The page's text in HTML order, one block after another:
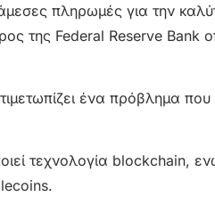
πληρωμές για την
της Federal Reserve Bank
ένα πρόβλημα
τεχνολογία blockchain,